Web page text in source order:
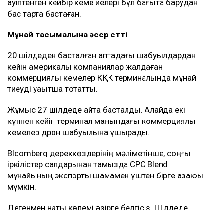
тасымалдай алмайды.
пайызы тасымалданады. Оның едәуір бөлігі
Кейінгі апталарда терминал маңындағы жағдай күрт
шиеленісті. Новороссийск маңындағы кемелерге
дронмен жасалған шабуылдар мұнай тиеу
қауіптенген кейбір кеме иелері бұл бағытқа барудан
бас тарта бастаған.
20 шілдеден басталған аптадағы шабуылдардан
кейін америкалық компаниялар жалдаған
коммерциялық кемелер КҚК терминалында мұнай